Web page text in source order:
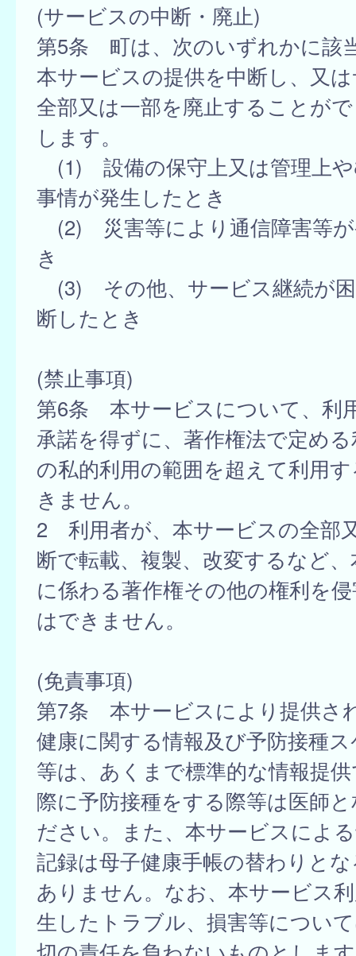
(サービスの中断・廃止)
第5条 町は、次のいずれかに該
本サービスの提供を中断し、又
全部又は一部を廃止することが
します。
(1) 設備の保守上又は管理上
事情が発生したとき
(2) 災害等により通信障害等
き
(3) その他、サービス継続が
断したとき
(禁止事項)
第6条 本サービスについて、利
承諾を得ずに、著作権法で定め
の私的利用の範囲を超えて利用
きません。
2 利用者が、本サービスの全部
断で転載、複製、改変するなど
に係わる著作権その他の権利を
はできません。
(免責事項)
第7条 本サービスにより提供さ
健康に関する情報及び予防接種
等は、あくまで標準的な情報提
際に予防接種をする際等は医師
ださい。また、本サービスによ
記録は母子健康手帳の替わりと
ありません。なお、本サービス
生したトラブル、損害等につい